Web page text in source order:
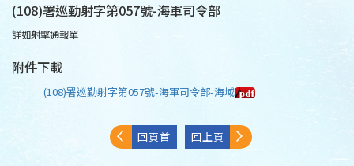
(108)署巡勤射字第057號-海軍司令部
詳如射擊通報單
附件下載
(108)署巡勤射字第057號-海軍司令部-海域
回頁首 回上頁